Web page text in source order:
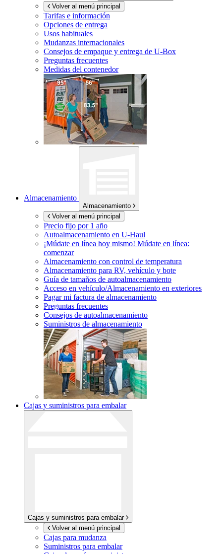
Volver al menú principal
Tarifas e información
Opciones de entrega
Usos habituales
Mudanzas internacionales
Consejos de empaque y entrega de U-Box
Preguntas frecuentes
Medidas del contenedor
Almacenamiento
Almacenamiento
Volver al menú principal
Precio fijo por 1 año
Autoalmacenamiento en U-Haul
¡Múdate en línea hoy mismo! Múdate en línea:
comenzar
Almacenamiento con control de temperatura
Almacenamiento para RV, vehículo y bote
Guía de tamaños de autoalmacenamiento
Acceso en vehículo/Almacenamiento en exteriores
Pagar mi factura de almacenamiento
Preguntas frecuentes
Consejos de autoalmacenamiento
Suministros de almacenamiento
Cajas y suministros para embalar
Cajas y suministros para embalar
Volver al menú principal
Cajas para mudanza
Suministros para embalar